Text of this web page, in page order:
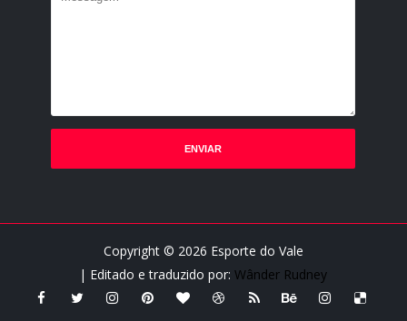
Copyright © 2026 Esporte do Vale
| Editado e traduzido por:Wânder Rudney